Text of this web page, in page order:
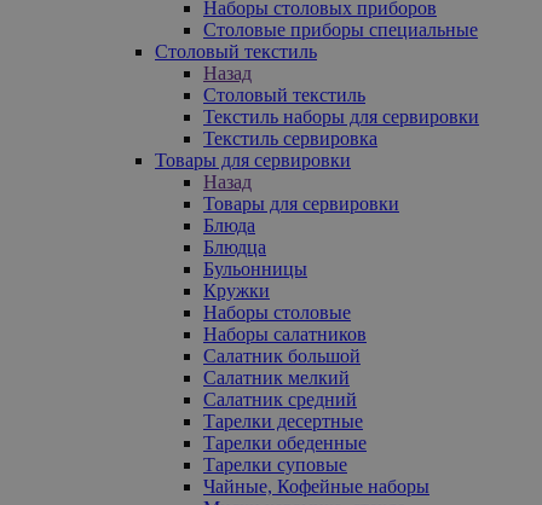
Наборы столовых приборов
Столовые приборы специальные
Столовый текстиль
Назад
Столовый текстиль
Текстиль наборы для сервировки
Текстиль сервировка
Товары для сервировки
Назад
Товары для сервировки
Блюда
Блюдца
Бульонницы
Кружки
Наборы столовые
Наборы салатников
Салатник большой
Салатник мелкий
Салатник средний
Тарелки десертные
Тарелки обеденные
Тарелки суповые
Чайные, Кофейные наборы